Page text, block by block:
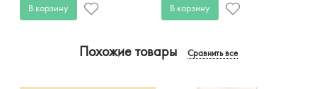
В корзину В корзину
Похожие товары Сравнить все